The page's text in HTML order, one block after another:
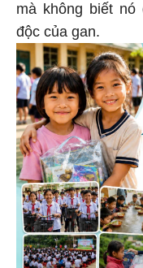
mà không biết nó
độc của gan.